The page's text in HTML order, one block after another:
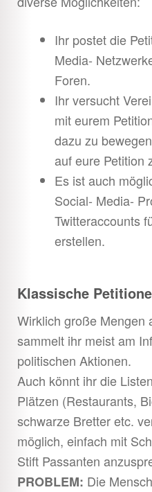
Ihr postet die
Media-
Foren.
Ihr versucht
mit eurem
dazu zu
auf eure Petition
Es ist auch
Social- Media-
Twitteraccounts
erstellen.
Klassische
Wirklich große Mengen
sammelt ihr meist am
politischen Aktionen.
Auch könnt ihr die
Plätzen (Restaurants,
schwarze Bretter etc.
möglich, einfach mit
Stift Passanten
PROBLEM: Die